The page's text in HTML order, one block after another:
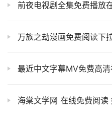
前夜电视剧全集免费播放在线观
万族之劫漫画免费阅读下
最近中文字幕MV免费高清视
海棠文学网 在线免费阅